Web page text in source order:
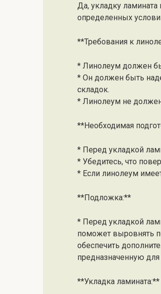
Да, укладку
определенных
**Требования к
* Линолеум должен
* Он должен быть
складок.
* Линолеум не
**Необходимая
* Перед укладкой
* Убедитесь, что
* Если линолеум
**Подложка:**
* Перед укладкой
поможет выровнять
обеспечить
предназначенную
**Укладка ламината:**